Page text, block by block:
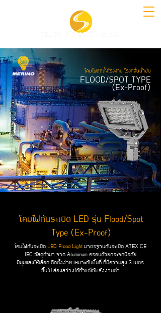
TEL.061-615-0600 (คุณเวฟ)
โคมไฟติดตั้งใรงงาน โรงกลั่นน้ำมัน
FLOOD/SPOT TYPE
(Ex-Proof)
โคมไฟกันระเบิด LED รุ่น Flood/Spot
Type (Ex-Proof)
โคมไฟกันระเบิด LED Flood Lightมาตรฐานกันระเบิด ATEX CE
IEC วัสดุทำมา จาก Aluminum ครอบด้วยกระจกนิรภัย
มีมุมแสงให้เลือก ติดตั้งง่าย เหมาะกับพื้นที่ ที่มีความสูง 3 เมตร
ขึ้นไป ส่องสว่างได้ทั่วแต่ใช้พลังงานต่ำ